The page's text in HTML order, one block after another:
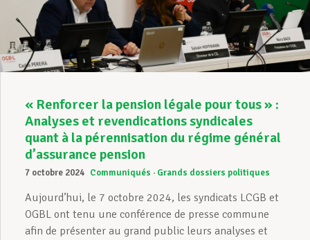
Assistance en vie privée
Devenir Membre
Actualités
« Renforcer la pension légale pour tous » :
Analyses et revendications syndicales
quant à la pérennisation du régime général
d’assurance pension
7 octobre 2024 Communiqués Grands dossiers politiques
Aujourd’hui, le 7 octobre 2024, les syndicats LCGB et
OGBL ont tenu une conférence de presse commune
afin de présenter au grand public leurs analyses et